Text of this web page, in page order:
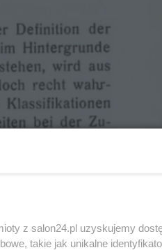
z salon24.pl uzyskujemy
takie jak unikalne